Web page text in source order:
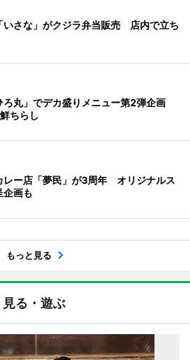
いさな」がクジラ弁当販売 店内で立ち
ろ丸」でデカ盛りメニュー第2弾企画
ちらし
レー店「夢民」が3周年 オリジナルス
企画も
もっと見る
見る・遊ぶ